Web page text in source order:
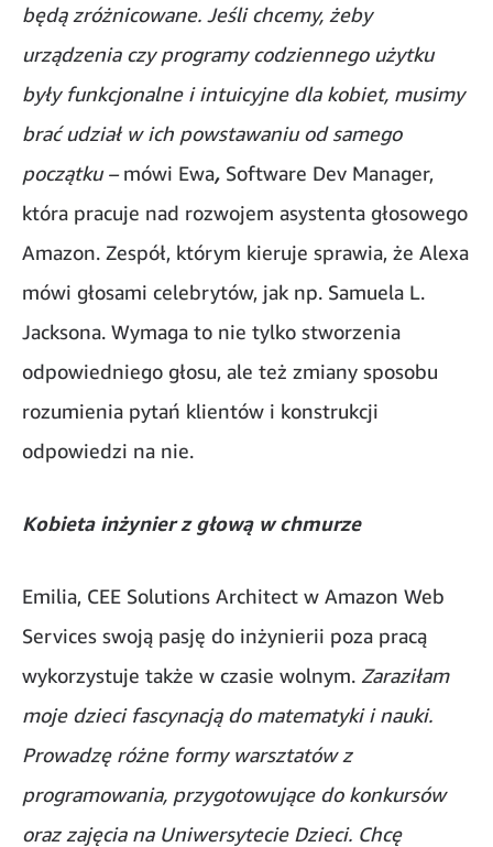
będą zróżnicowane. Jeśli chcemy, żeby
urządzenia czy programy codziennego użytku
były funkcjonalne i intuicyjne dla kobiet, musimy
brać udział w ich powstawaniu od samego
początku –mówi Ewa, Software Dev Manager,
która pracuje nad rozwojem asystenta głosowego
Amazon. Zespół, którym kieruje sprawia, że Alexa
mówi głosami celebrytów, jak np. Samuela L.
Jacksona. Wymaga to nie tylko stworzenia
odpowiedniego głosu, ale też zmiany sposobu
rozumienia pytań klientów i konstrukcji
odpowiedzi na nie.
Kobieta inżynier z głową w chmurze
Emilia, CEE Solutions Architect w Amazon Web
Services swoją pasję do inżynierii poza pracą
wykorzystuje także w czasie wolnym. Zaraziłam
moje dzieci fascynacją do matematyki i nauki.
Prowadzę różne formy warsztatów z
programowania, przygotowujące do konkursów
oraz zajęcia na Uniwersytecie Dzieci. Chcę